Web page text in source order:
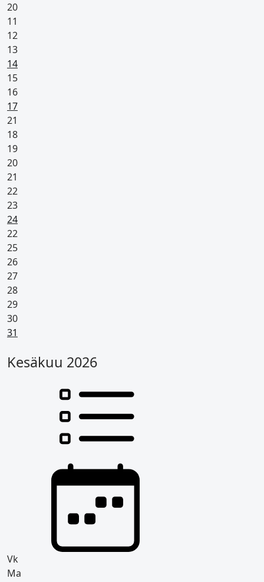
20
11
12
13
14Arkivapaapäivä (kaikilla vapaa)
15Suunniteltu lomapäivä
16
17Pyhäpäivä
21
18
19
20
21
22
23
24Pyhäpäivä
22
25
26
27
28
29
30
31
Kesäkuu 2026
Vk
Ma